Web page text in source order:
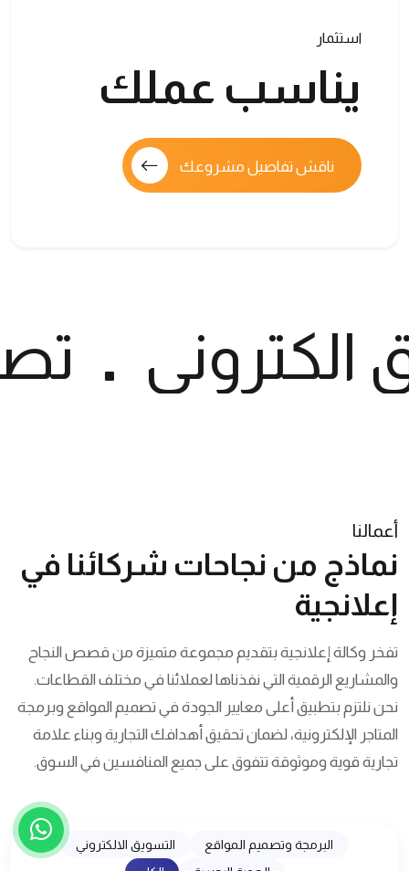
استثمار
يناسب عملك
ناقش تفاصيل مشروعك
أعمالنا
نماذج من نجاحات شركائنا في
إعلانجية
تفخر وكالة إعلانجية بتقديم مجموعة متميزة من قصص النجاح
والمشاريع الرقمية التي نفذناها لعملائنا في مختلف القطاعات.
نحن نلتزم بتطبيق أعلى معايير الجودة في تصميم المواقع وبرمجة
المتاجر الإلكترونية، لضمان تحقيق أهدافك التجارية وبناء علامة
تجارية قوية وموثوقة تتفوق على جميع المنافسين في السوق.
البرمجة وتصميم المواقع
التسويق الالكتروني